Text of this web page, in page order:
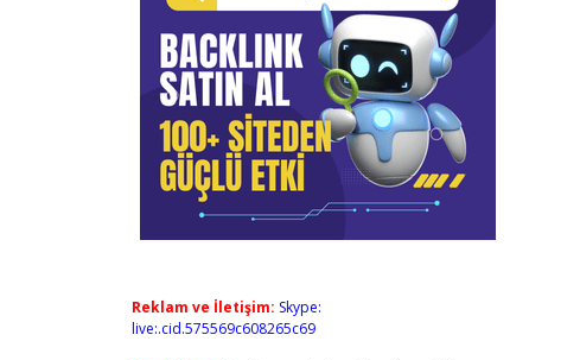
Reklam ve İletişim: Skype:
live:.cid.575569c608265c69